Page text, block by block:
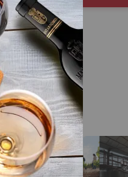
BODEGA